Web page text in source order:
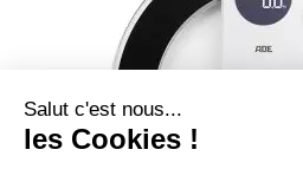
Salut c'est nous...
les Cookies !